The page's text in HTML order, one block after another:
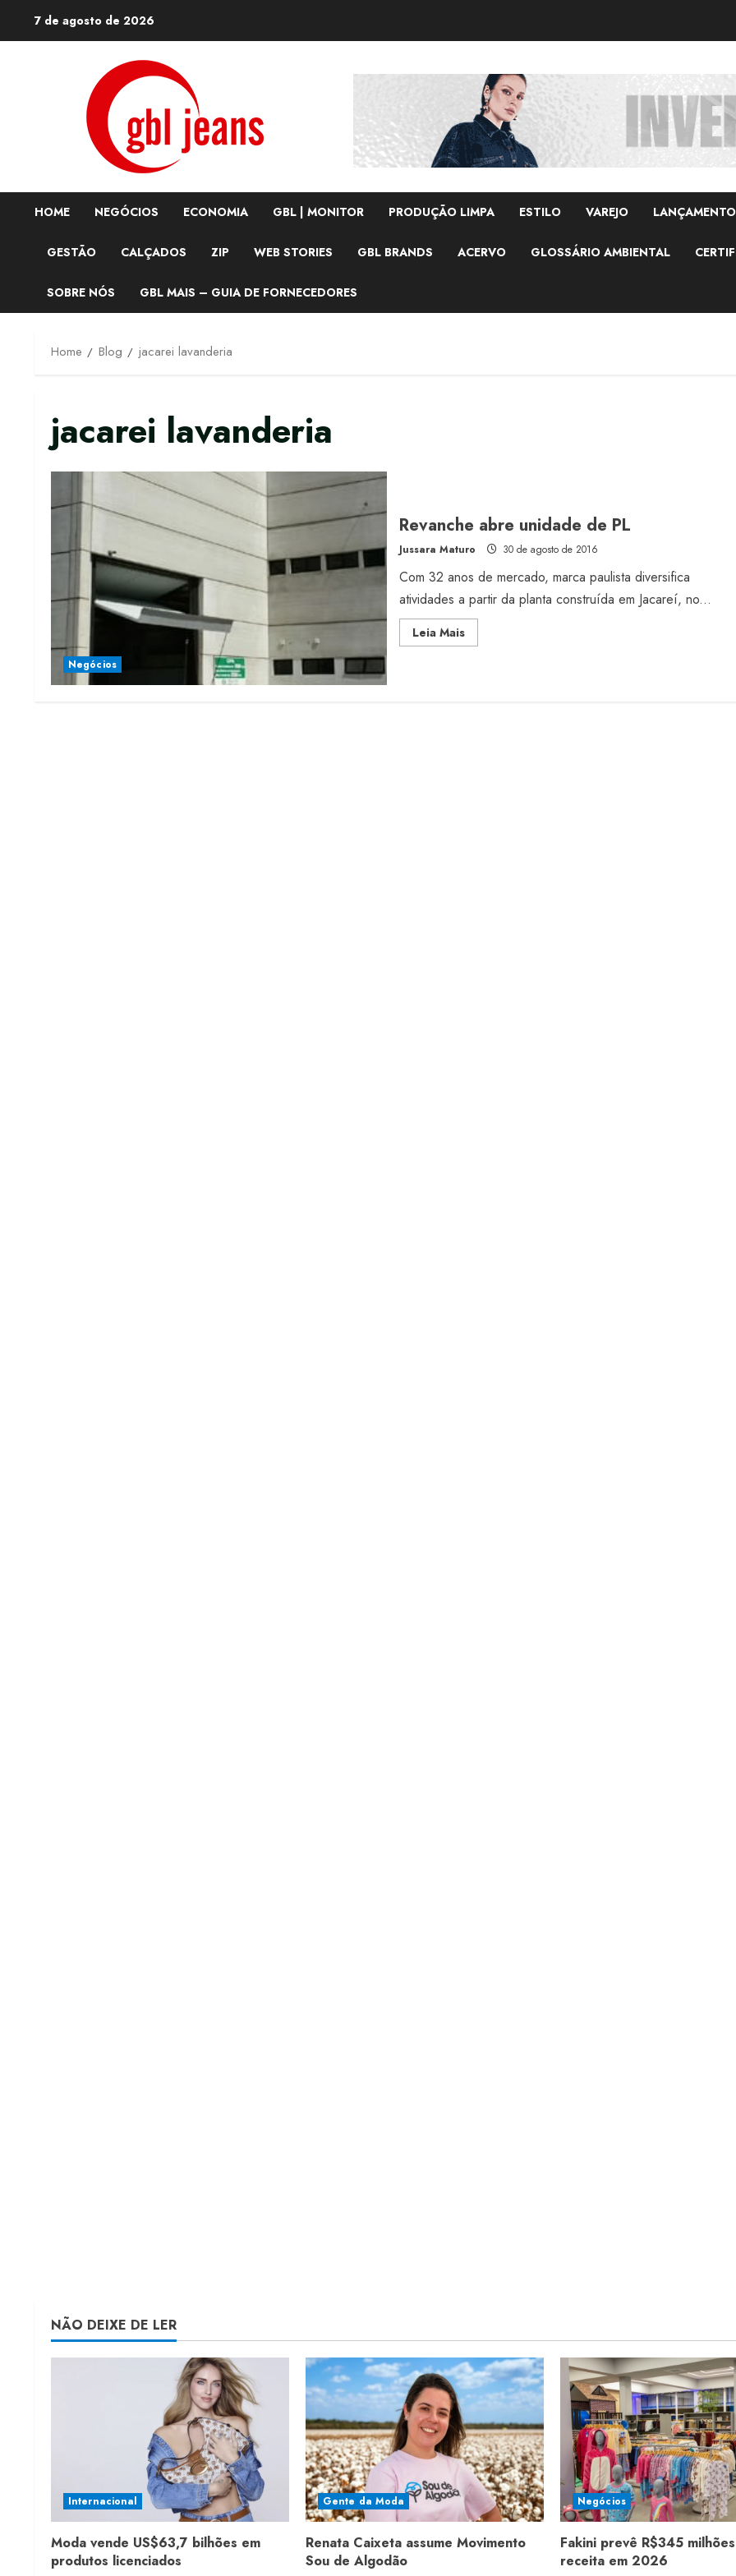
7 de agosto de 2026
HOME NEGÓCIOS ECONOMIA GBL | MONITOR PRODUÇÃO LIMPA ESTILO VAREJO
GESTÃO CALÇADOS ZIP WEB STORIES GBL BRANDS ACERVO GLOSSÁRIO AMBIENTAL
SOBRE NÓS GBL MAIS – GUIA DE FORNECEDORES
Home Blog jacarei lavanderia
jacarei lavanderia
Negócios
Revanche abre unidade de PL
Jussara Maturo 30 de agosto de 2016
Com 32 anos de mercado, marca paulista diversifica
atividades a partir da planta construída em Jacareí, no...
Leia MaisRead
more
NÃO DEIXE DE LER
Internacional
Moda vende US$63,7 bilhões em
produtos licenciados
Gente da Moda
Renata Caixeta assume Movimento
Sou de Algodão
Negócios
Fakini prevê R$345
receita em 2026